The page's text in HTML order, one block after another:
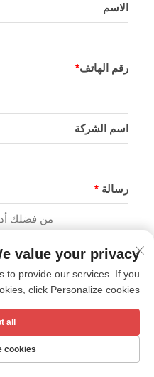
الاسم
رقم الهاتف*
اسم الشركة
رسالة *
value your privacy
to provide our services. If you
click Personalize cookies.
cookies
all